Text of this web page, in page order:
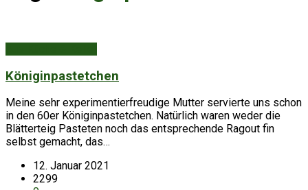
Königinpastetchen
Meine sehr experimentierfreudige Mutter servierte uns schon
in den 60er Königinpastetchen. Natürlich waren weder die
Blätterteig Pasteten noch das entsprechende Ragout fin
selbst gemacht, das…
12. Januar 2021
2299